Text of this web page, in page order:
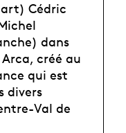
Cédric
dans
créé au
qui est
divers
Val de